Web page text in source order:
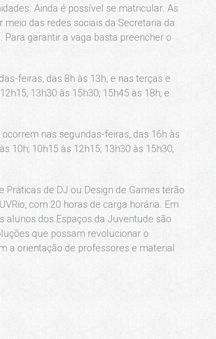
Ainda é possível se matricular. As
das redes sociais da Secretaria da
. Para garantir a vaga basta preencher o
feiras, das 8h às 13h, e nas terças e
13h30 às 15h30; 15h45 às 18h; e
nas segundas-feiras, das 16h às
10h; 10h15 às 12h15; 13h30 às 15h30;
de DJ ou Design de Games terão
com 20 horas de carga horária. Em
alunos dos Espaços da Juventude são
que possam revolucionar o
a orientação de professores e material